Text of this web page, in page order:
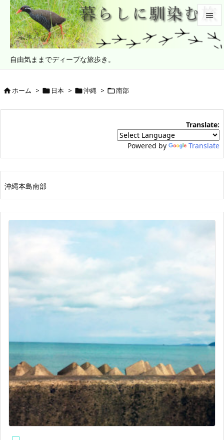
自由気ままでディープな旅歩き。


メニュ
次へ

ホーム >  日本 > 沖縄 > 南部
Translate:
Powered by Translate
沖縄本島南部